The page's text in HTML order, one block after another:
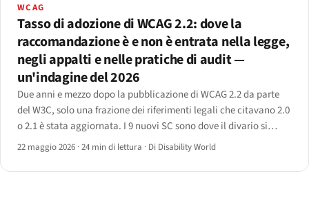
WCAG
Tasso di adozione di WCAG 2.2: dove la
raccomandazione è e non è entrata nella legge,
negli appalti e nelle pratiche di audit —
un'indagine del 2026
Due anni e mezzo dopo la pubblicazione di WCAG 2.2 da parte
del W3C, solo una frazione dei riferimenti legali che citavano 2.0
o 2.1 è stata aggiornata. I 9 nuovi SC sono dove il divario si
manifesta — focus appearance, target size, dragging, redundant
22 maggio 2026 ·24 min di lettura · Di Disability World